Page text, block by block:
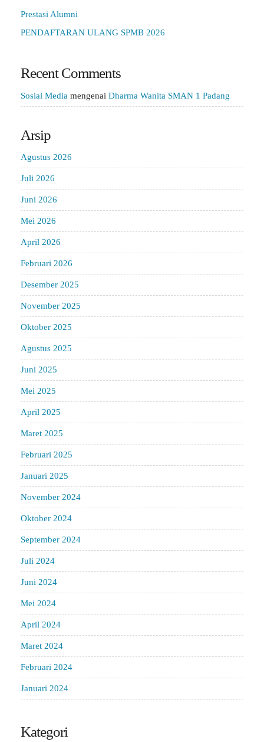
Prestasi Alumni
PENDAFTARAN ULANG SPMB 2026
Recent Comments
Sosial Media mengenai Dharma Wanita SMAN 1 Padang
Arsip
Agustus 2026
Juli 2026
Juni 2026
Mei 2026
April 2026
Februari 2026
Desember 2025
November 2025
Oktober 2025
Agustus 2025
Juni 2025
Mei 2025
April 2025
Maret 2025
Februari 2025
Januari 2025
November 2024
Oktober 2024
September 2024
Juli 2024
Juni 2024
Mei 2024
April 2024
Maret 2024
Februari 2024
Januari 2024
Kategori